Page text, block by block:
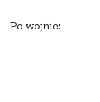
Po wojnie: